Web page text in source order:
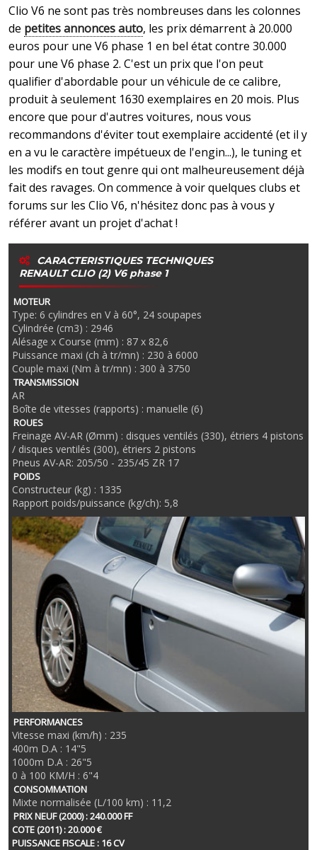
Clio V6 ne sont pas très nombreuses dans les colonnes
de petites annonces auto, les prix démarrent à 20.000
euros pour une V6 phase 1 en bel état contre 30.000
pour une V6 phase 2. C'est un prix que l'on peut
qualifier d'abordable pour un véhicule de ce calibre,
produit à seulement 1630 exemplaires en 20 mois. Plus
encore que pour d'autres voitures, nous vous
recommandons d'éviter tout exemplaire accidenté (et il y
en a vu le caractère impétueux de l'engin...), le tuning et
les modifs en tout genre qui ont malheureusement déjà
fait des ravages. On commence à voir quelques clubs et
forums sur les Clio V6, n'hésitez donc pas à vous y
référer avant un projet d'achat !
CARACTERISTIQUES TECHNIQUES
RENAULT CLIO (2) V6 phase 1
MOTEUR
Type: 6 cylindres en V à 60°, 24 soupapes
Cylindrée (cm3) : 2946
Alésage x Course (mm) : 87 x 82,6
Puissance maxi (ch à tr/mn) : 230 à 6000
Couple maxi (Nm à tr/mn) : 300 à 3750
TRANSMISSION
AR
Boîte de vitesses (rapports) : manuelle (6)
ROUES
Freinage AV-AR (Ømm) : disques ventilés (330), étriers 4 pistons
/ disques ventilés (300), étriers 2 pistons
Pneus AV-AR: 205/50 - 235/45 ZR 17
POIDS
Constructeur (kg) : 1335
Rapport poids/puissance (kg/ch): 5,8
PERFORMANCES
Vitesse maxi (km/h) : 235
400m D.A : 14"5
1000m D.A : 26"5
0 à 100 KM/H : 6"4
CONSOMMATION
Mixte normalisée (L/100 km) : 11,2
PRIX NEUF (2000) : 240.000 FF
COTE (2011) : 20.000 €
PUISSANCE FISCALE : 16 CV